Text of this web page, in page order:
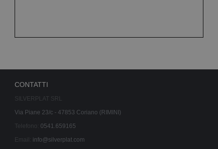
CONTATTI
SILVERPLAT SRL
Via Piane 23/c - 47853 Coriano (RIMINI)
Telefono: 0541.659165
Email: info@silverplat.com